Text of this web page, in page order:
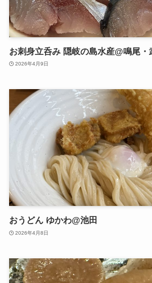
お刺身立呑み 隠岐の島水産@鳴尾・
2026年4月9日
おうどん ゆかわ@池田
2026年4月8日